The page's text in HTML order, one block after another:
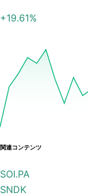
+19.61%
関連コンテンツ
SOI.PA
SNDK